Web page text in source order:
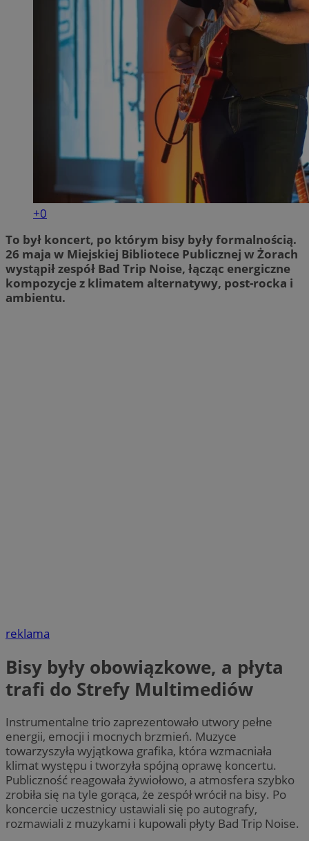
+0
To był koncert, po którym bisy były formalnością.
26 maja w Miejskiej Bibliotece Publicznej w Żorach
wystąpił zespół Bad Trip Noise, łącząc energiczne
kompozycje z klimatem alternatywy, post-rocka i
ambientu.
reklama
Bisy były obowiązkowe, a płyta
trafi do Strefy Multimediów
Instrumentalne trio zaprezentowało utwory pełne
energii, emocji i mocnych brzmień. Muzyce
towarzyszyła wyjątkowa grafika, która wzmacniała
klimat występu i tworzyła spójną oprawę koncertu.
Publiczność reagowała żywiołowo, a atmosfera szybko
zrobiła się na tyle gorąca, że zespół wrócił na bisy. Po
koncercie uczestnicy ustawiali się po autografy,
rozmawiali z muzykami i kupowali płyty Bad Trip Noise.